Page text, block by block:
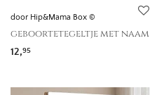
door Hip&Mama Box ©
geboortetegeltje met naam
12,95